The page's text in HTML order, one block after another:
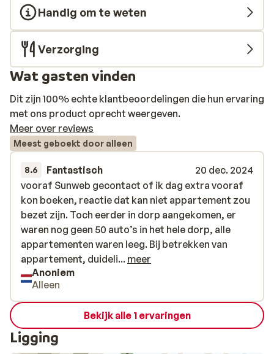
Handig om te weten
Verzorging
Wat gasten vinden
Dit zijn 100% echte klantbeoordelingen die hun ervaring
met ons product oprecht weergeven.
Meer over reviews
Meest geboekt door alleen
8.6 Fantastisch
20 dec. 2024
vooraf Sunweb gecontact of ik dag extra vooraf
kon boeken, reactie dat kan niet appartement zou
bezet zijn. Toch eerder in dorp aangekomen, er
waren nog geen 50 auto’s in het hele dorp, alle
appartementen waren leeg. Bij betrekken van
appartement, duidelijk zichtbaar dat er langer
tijden geen gebruik was gemaakt van de mop en of
waterleiding. Voelt dus als excuus dat er wordt
gezegd dat appartement bezet was. Nee is een
antwoord als verlenging met dag tegen de
bedrijfsproncipes in is, maar geef dat dan gewoon
aan, of anders bespreek wat wel mogelijk is.
vooraf Sunweb gecontact of ik dag extra vooraf
kon boeken, reactie dat kan niet appartement zou
bezet zijn. Toch eerder in dorp aangekomen, er
waren nog geen 50 auto’s in het hele dorp, alle
appartementen waren leeg. Bij betrekken van
appartement, duideli... meer
Anoniem
Alleen
Bekijk alle 1 ervaringen
Ligging